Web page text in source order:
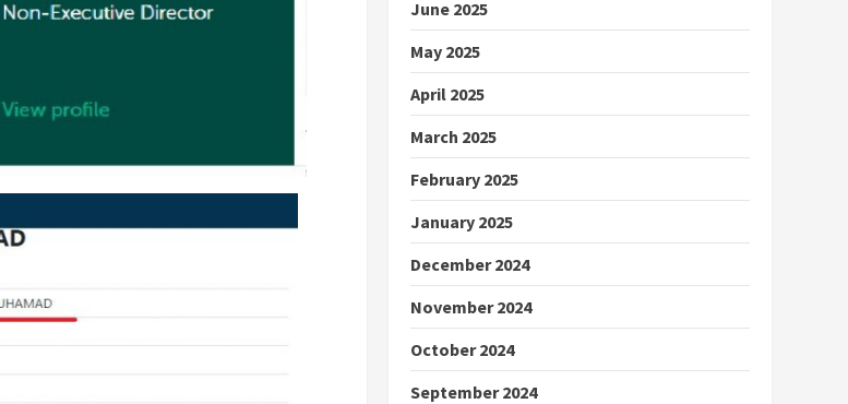
June 2025
May 2025
April 2025
March 2025
February 2025
January 2025
December 2024
November 2024
October 2024
September 2024